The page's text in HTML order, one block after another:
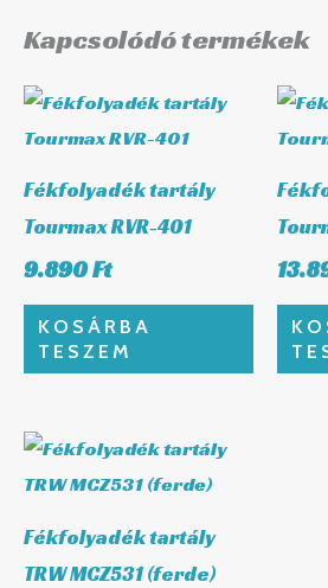
Kapcsolódó termékek
Fékfolyadék tartály
Tourmax RVR-401
9.890Ft
KOSÁRBA
TESZEM
Fékfolyadék tartály
TRW MCZ531 (ferde)